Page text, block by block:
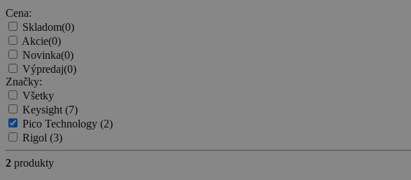
Cena:
Skladom(0)
Akcie(0)
Novinka(0)
Výpredaj(0)
Značky:
Všetky
Keysight(7)
Pico Technology (2)
Rigol (3)
2 produkty